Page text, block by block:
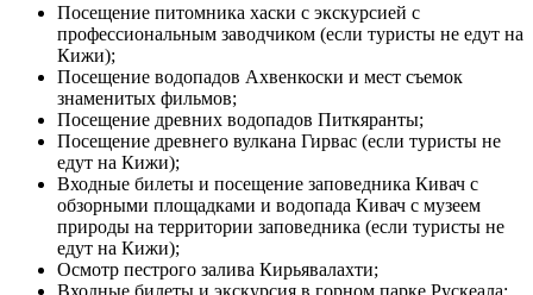
Посещение питомника хаски с экскурсией с
профессиональным заводчиком (если туристы не едут на
Кижи);
Посещение водопадов Ахвенкоски и мест съемок
знаменитых фильмов;
Посещение древних водопадов Питкяранты;
Посещение древнего вулкана Гирвас (если туристы не
едут на Кижи);
Входные билеты и посещение заповедника Кивач с
обзорными площадками и водопада Кивач с музеем
природы на территории заповедника (если туристы не
едут на Кижи);
Осмотр пестрого залива Кирьявалахти;
Входные билеты и экскурсия в горном парке Рускеала;